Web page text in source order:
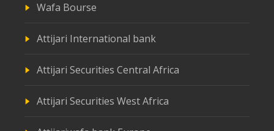
Wafa Bourse
Attijari International bank
Attijari Securities Central Africa
Attijari Securities West Africa